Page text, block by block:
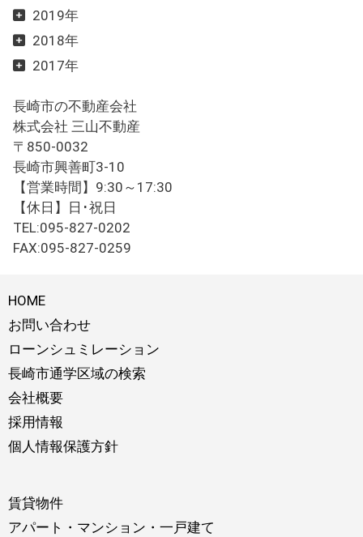
2019年
2018年
2017年
長崎市の不動産会社
株式会社 三山不動産
〒850-0032
長崎市興善町3-10
【営業時間】9:30～17:30
【休日】日･祝日
TEL:095-827-0202
FAX:095-827-0259
HOME
お問い合わせ
ローンシュミレーション
長崎市通学区域の検索
会社概要
採用情報
個人情報保護方針
賃貸物件
アパート・マンション・一戸建て